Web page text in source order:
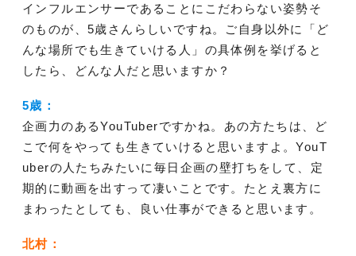
インフルエンサーであることにこだわらない姿勢そ
のものが、5歳さんらしいですね。ご自身以外に「ど
んな場所でも生きていける人」の具体例を挙げると
したら、どんな人だと思いますか？
5歳：
企画力のあるYouTuberですかね。あの方たちは、ど
こで何をやっても生きていけると思いますよ。YouT
uberの人たちみたいに毎日企画の壁打ちをして、定
期的に動画を出すって凄いことです。たとえ裏方に
まわったとしても、良い仕事ができると思います。
北村：